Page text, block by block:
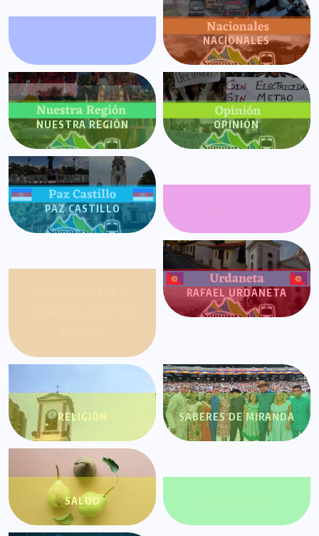
NACIONALES
NUESTRA REGIÓN OPINIÓN
PAZ CASTILLO
RAFAEL URDANETA
RELIGIÓN SABERES DE MIRANDA
SALUD